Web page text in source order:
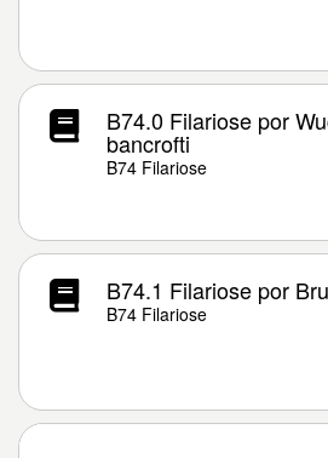
B74.0 Filariose por
bancrofti
B74 Filariose
B74.1 Filariose por
B74 Filariose